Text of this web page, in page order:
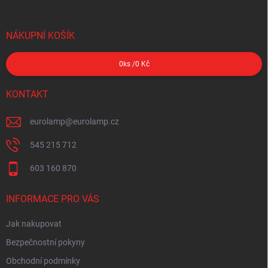
NÁKUPNÍ KOŠÍK
0 ks /0 Kč
KONTAKT
eurolamp@eurolamp.cz
545 215 712
603 160 870
INFORMACE PRO VÁS
Jak nakupovat
Bezpečnostní pokyny
Obchodní podmínky